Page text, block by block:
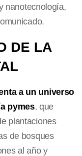
nanotecnología,
DE LA
a un universo
pymes, que
plantaciones
de bosques
al año y